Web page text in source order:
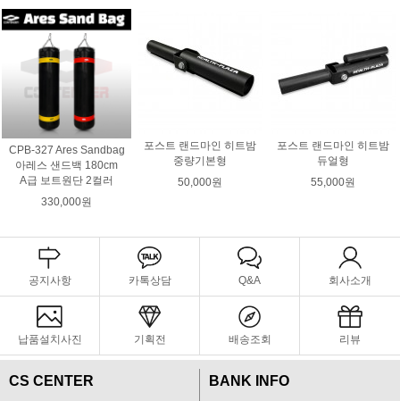
CPB-327 Ares Sandbag
아레스 샌드백 180cm
A급 보트원단 2컬러
330,000원
포스트 랜드마인 히트밤
중량기본형
50,000원
포스트 랜드마인 히트밤
듀얼형
55,000원
공지사항 카톡상담 Q&A 회사소개
납품설치사진 기획전 배송조회 리뷰
CS CENTER BANK INFO